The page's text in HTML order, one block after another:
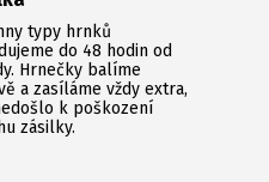
typy hrnků
do 48 hodin od
Hrnečky balíme
a zasíláme vždy extra,
k poškození
zásilky.